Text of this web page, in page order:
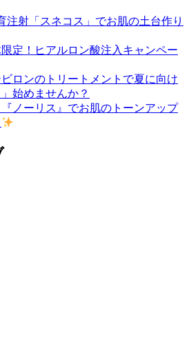
射「スネコス」でお肌の土台作り
定！ヒアルロン酸注入キャンペー
ロンのトリートメントで夏に向け
始めませんか？
ノーリス』でお肌のトーンアップ